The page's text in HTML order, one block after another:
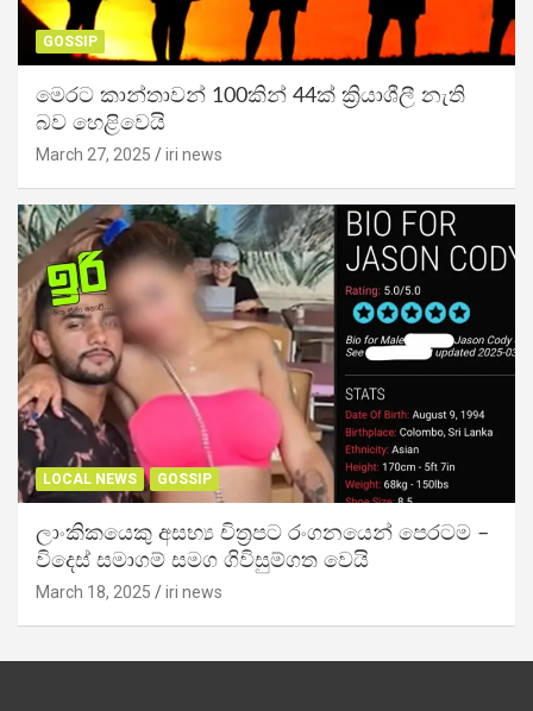
GOSSIP
මෙරට කාන්තාවන් 100කින් 44ක් ක්‍රියාශීලී නැති
බව හෙළිවෙයි
March 27, 2025 iri news
LOCAL NEWS GOSSIP
ලාංකිකයෙකු අසභ්‍ය චිත්‍රපට රංගනයෙන් පෙරටම –
විදෙස් සමාගම් සමග ගිවිසුම්ගත වෙයි
March 18, 2025 iri news